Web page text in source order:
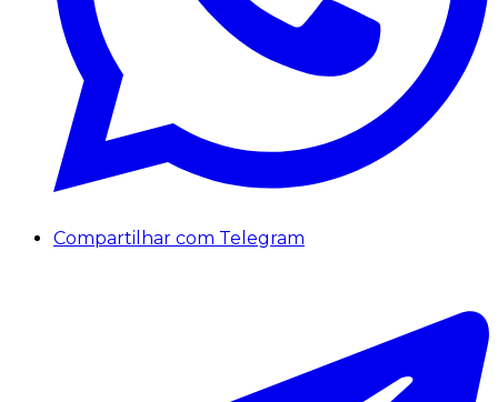
Compartilhar com Telegram